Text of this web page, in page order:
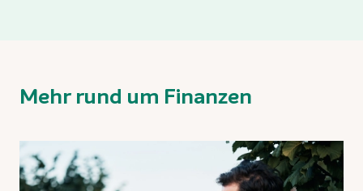
Mehr rund um Finanzen